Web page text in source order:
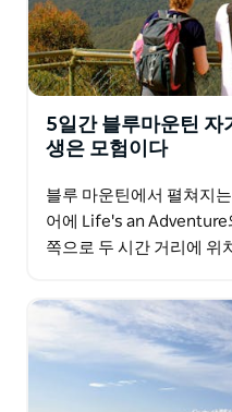
5일간 블루마운틴 자
생은 모험이다
블루 마운틴에서 펼쳐지
어에 Life's an Adventure
쪽으로 두 시간 거리에 위